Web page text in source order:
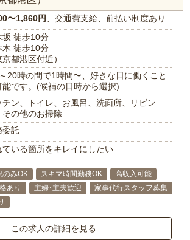
〜1,860円 、交通費支給、前払い制度あり
坂 徒歩10分
木 徒歩10分
京都港区付近）
20時の間で1時間〜、好きな日に働くこと
能です。(候補の日時から選択)
チン、トイレ、お風呂、洗面所、リビン
その他のお掃除
委託
ている箇所をキレイにしたい
のみOK スキマ時間勤務OK
高収入可能
あり 主婦･主夫歓迎
家事代行スタッフ募集
この求人の詳細を見る